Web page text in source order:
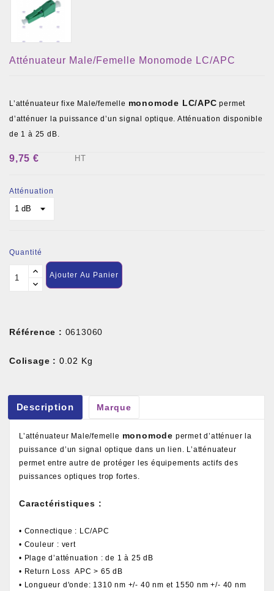
Atténuateur Male/femelle Monomode LC/APC
L’atténuateur fixe Male/femelle monomode LC/APC permet
d’atténuer la puissance d’un signal optique. Atténuation disponible
de 1 à 25 dB.
9,75 € HT
Atténuation
Quantité
Ajouter Au Panier
Référence : 0613060
Colisage : 0.02 Kg
Description Marque
L’atténuateur Male/femelle monomode permet d’atténuer la
puissance d’un signal optique dans un lien. L’atténuateur
permet entre autre de protéger les équipements actifs des
puissances optiques trop fortes.
Caractéristiques :
• Connectique : LC/APC
• Couleur : vert
• Plage d’atténuation : de 1 à 25 dB
• Return Loss APC > 65 dB
• Longueur d'onde: 1310 nm +/- 40 nm et 1550 nm +/- 40 nm